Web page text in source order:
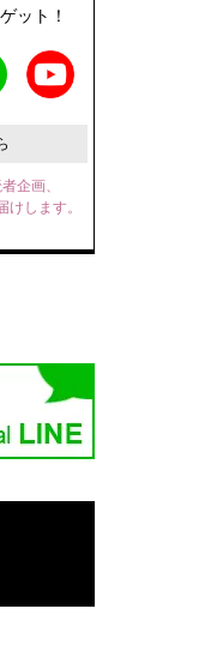
ット！
企画、
します。